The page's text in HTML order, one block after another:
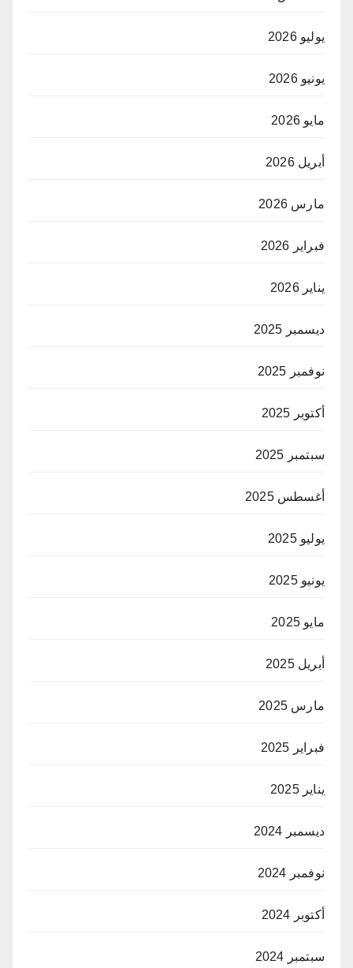
يوليو 2026
يونيو 2026
مايو 2026
أبريل 2026
مارس 2026
فبراير 2026
يناير 2026
ديسمبر 2025
نوفمبر 2025
أكتوبر 2025
سبتمبر 2025
أغسطس 2025
يوليو 2025
يونيو 2025
مايو 2025
أبريل 2025
مارس 2025
فبراير 2025
يناير 2025
ديسمبر 2024
نوفمبر 2024
أكتوبر 2024
سبتمبر 2024